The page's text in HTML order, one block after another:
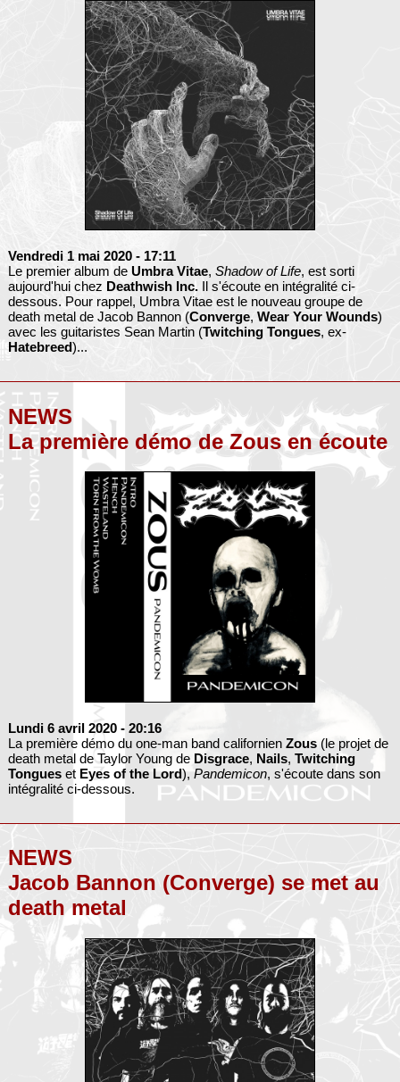
Vendredi 1 mai 2020 - 17:11
Le premier album de Umbra Vitae, Shadow of Life, est sorti
aujourd'hui chez Deathwish Inc.Il s'écoute en intégralité ci-
dessous. Pour rappel, Umbra Vitae est le nouveau groupe de
death metal de Jacob Bannon (Converge, Wear Your Wounds)
avec les guitaristes Sean Martin (Twitching Tongues, ex-
Hatebreed)...
NEWS
La première démo de Zous en écoute
Lundi 6 avril 2020 - 20:16
La première démo du one-man band californien Zous(le projet de
death metal de Taylor Young de Disgrace, Nails, Twitching
Tongueset Eyes of the Lord), Pandemicon, s'écoute dans son
intégralité ci-dessous.
NEWS
Jacob Bannon (Converge) se met au
death metal